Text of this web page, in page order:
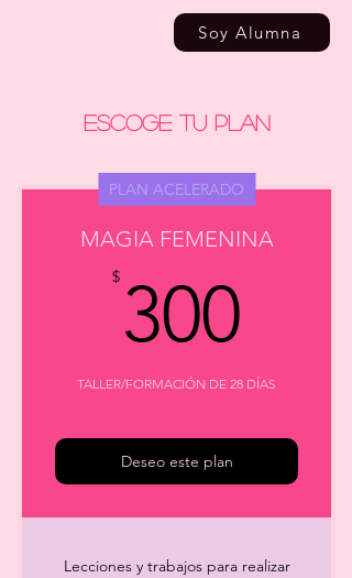
Soy Alumna
ESCOGE TU PLAN
PLAN ACELERADO
MAGIA FEMENINA
$ 300
TALLER/FORMACIÓN DE 28 DÍAS
Deseo este plan
Lecciones y trabajos para realizar